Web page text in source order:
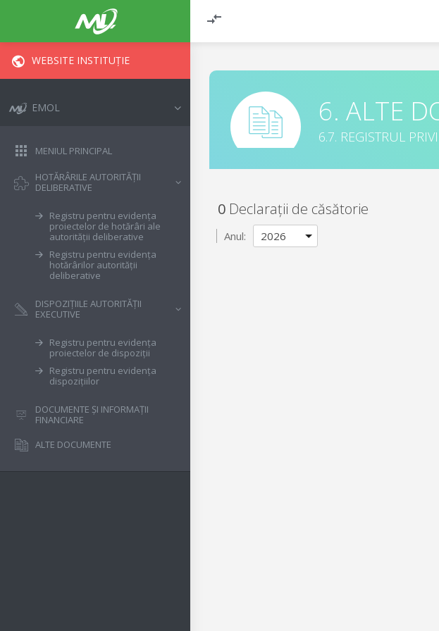
WEBSITE INSTITUȚIE
EMOL
MENIUL PRINCIPAL
HOTĂRÂRILE AUTORITĂȚII
DELIBERATIVE
Registru pentru evidența
proiectelor de hotărâri ale
autorității deliberative
Registru pentru evidența
hotărârilor autorității
deliberative
DISPOZIȚIILE AUTORITĂȚII
EXECUTIVE
Registru pentru evidența
proiectelor de dispoziții
Registru pentru evidența
dispozițiilor
DOCUMENTE ȘI INFORMAȚII
FINANCIARE
ALTE DOCUMENTE
6. ALTE
6.7. REGISTRUL
0 Declarații de căsătorie
Anul: